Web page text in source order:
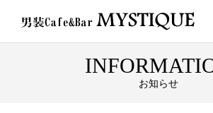
お知らせ